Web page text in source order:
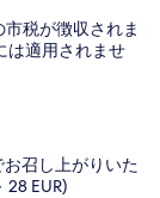
市税が徴収されま
は適用されませ
召し上がりいた
28 EUR)